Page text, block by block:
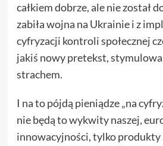
całkiem dobrze, ale nie został
zabiła wojna na Ukrainie i z
cyfryzacji kontroli społecznej
jakiś nowy pretekst,
strachem.
I na to pójdą pieniądze „na
nie będą to wykwity naszej,
innowacyjności, tylko produkty